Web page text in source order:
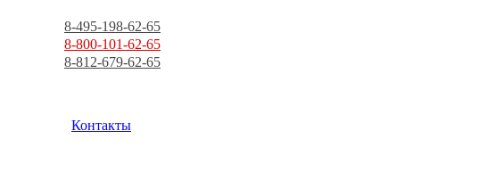
8-495-198-62-65
8-800-101-62-65
8-812-679-62-65
Контакты